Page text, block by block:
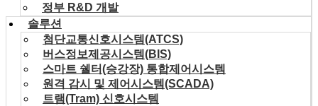
정부 R&D 개발
솔루션
첨단교통신호시스템(ATCS)
버스정보제공시스템(BIS)
스마트 쉘터(승강장) 통합제어시스템
원격 감시 및 제어시스템(SCADA)
트램(Tram) 신호시스템